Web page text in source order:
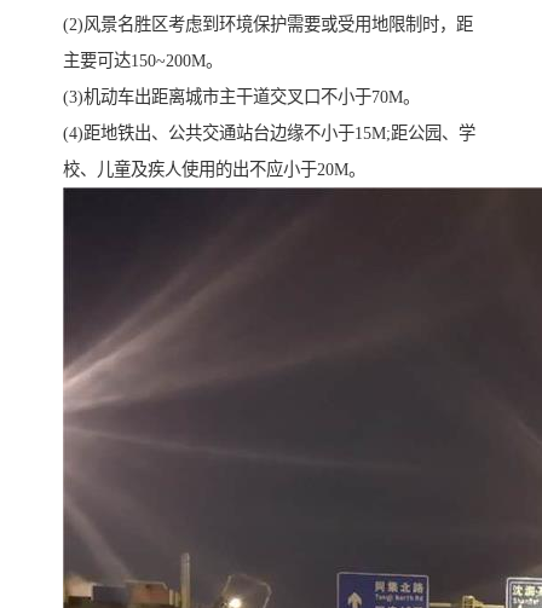
(2)风景名胜区考虑到环境保护需要或受用地限制时，距
主要可达150~200M。
(3)机动车出距离城市主干道交叉口不小于70M。
(4)距地铁出、公共交通站台边缘不小于15M;距公园、学
校、儿童及疾人使用的出不应小于20M。